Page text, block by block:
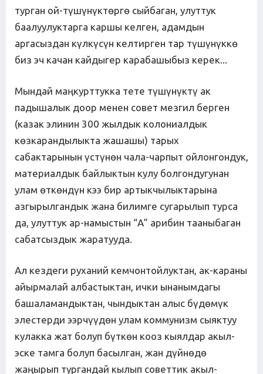
турган ой-түшүнүктөргө сыйбаган, улуттук
баалуулуктарга каршы келген, адамдын
аргасыздан күлкүсүн келтирген тар түшүнүккө
биз эч качан кайдыгер карабашыбыз керек...
Мындай маңкурттукка тете түшүнүктү ак
падышалык доор менен совет мезгил берген
(казак элинин 300 жылдык колониалдык
көзкарандылыкта жашашы) тарых
сабактарынын үстүнөн чала-чарпыт ойлонгондук,
материалдык байлыктын кулу болгондугунан
улам өткөндүн кээ бир артыкчылыктарына
азгырылгандык жана билимге сугарылып турса
да, улуттук ар-намыстын “А” арибин тааныбаган
сабатсыздык жаратууда.
Ал кездеги руханий кемчонтойлуктан, ак-караны
айырмалай албастыктан, ички ынанымдагы
башаламандыктан, чындыктан алыс бүдөмүк
элестерди ээрчүүдөн улам коммунизм сыяктуу
кулакка жат болуп бүткөн кооз кыялдар акыл-
эске тамга болуп басылган, жан дүйнөдө
жаңырып тургандай кылып советтик акыл-